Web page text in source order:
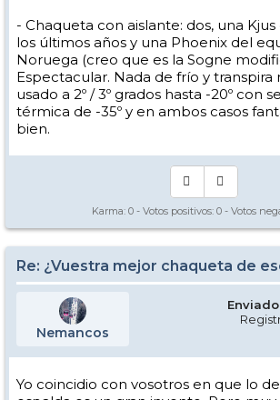
- Chaqueta con aislante: dos, una
los últimos años y una Phoenix del
Noruega (creo que es la Sogne
Espectacular. Nada de frío y transpira
usado a 2º / 3º grados hasta -20º con
térmica de -35º y en ambos casos
bien.
Karma: 0 - Votos positivos: 0 - Votos
Re: ¿Vuestra mejor chaqueta de
Nemancos
Yo coincidio con vosotros en que lo